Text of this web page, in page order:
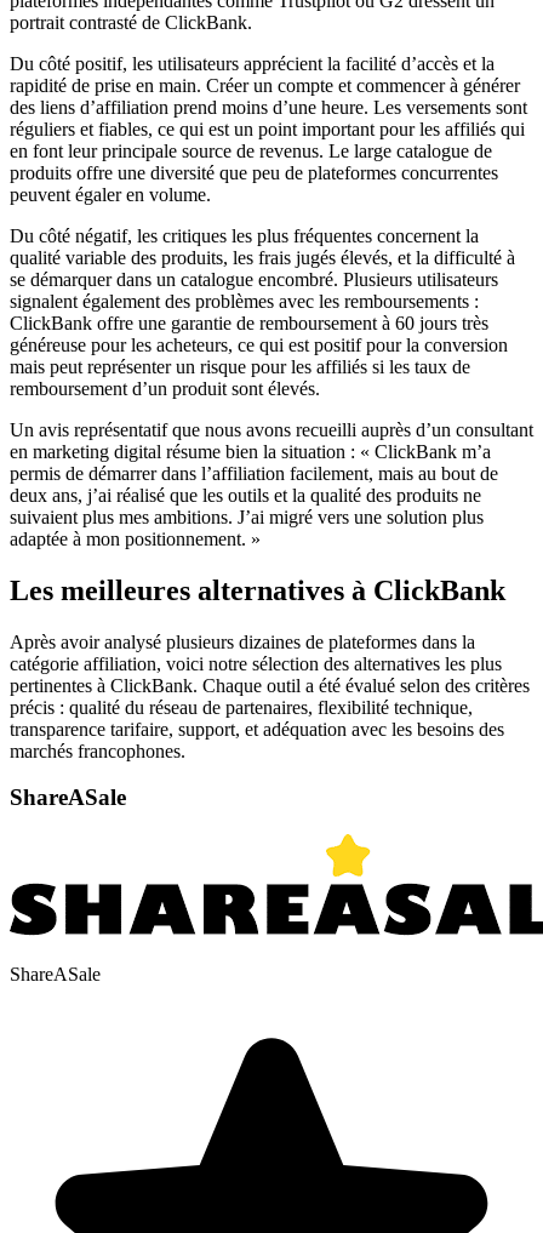
portrait contrasté de ClickBank.
Du côté positif, les utilisateurs apprécient la facilité d’accès et la
rapidité de prise en main. Créer un compte et commencer à générer
des liens d’affiliation prend moins d’une heure. Les versements sont
réguliers et fiables, ce qui est un point important pour les affiliés qui
en font leur principale source de revenus. Le large catalogue de
produits offre une diversité que peu de plateformes concurrentes
peuvent égaler en volume.
Du côté négatif, les critiques les plus fréquentes concernent la
qualité variable des produits, les frais jugés élevés, et la difficulté à
se démarquer dans un catalogue encombré. Plusieurs utilisateurs
signalent également des problèmes avec les remboursements :
ClickBank offre une garantie de remboursement à 60 jours très
généreuse pour les acheteurs, ce qui est positif pour la conversion
mais peut représenter un risque pour les affiliés si les taux de
remboursement d’un produit sont élevés.
Un avis représentatif que nous avons recueilli auprès d’un consultant
en marketing digital résume bien la situation : « ClickBank m’a
permis de démarrer dans l’affiliation facilement, mais au bout de
deux ans, j’ai réalisé que les outils et la qualité des produits ne
suivaient plus mes ambitions. J’ai migré vers une solution plus
adaptée à mon positionnement. »
Les meilleures alternatives à ClickBank
Après avoir analysé plusieurs dizaines de plateformes dans la
catégorie affiliation, voici notre sélection des alternatives les plus
pertinentes à ClickBank. Chaque outil a été évalué selon des critères
précis : qualité du réseau de partenaires, flexibilité technique,
transparence tarifaire, support, et adéquation avec les besoins des
marchés francophones.
ShareASale
ShareASale